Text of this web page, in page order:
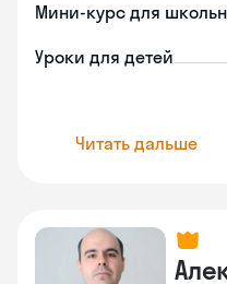
Мини-курс для
Уроки для детей
Читать дальше